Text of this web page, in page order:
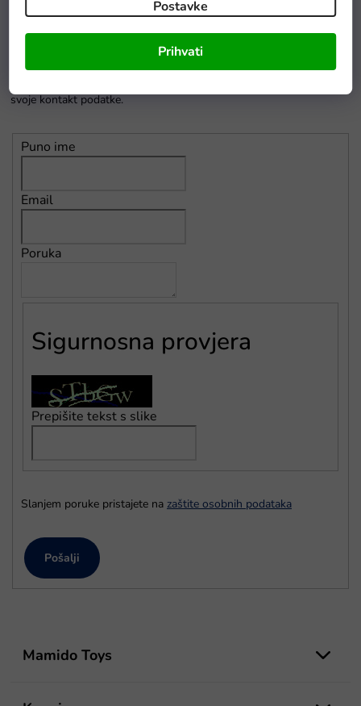
Postavke
Prihvati
Pišite nam
svoje kontakt podatke.
Puno ime
Email
Poruka
Sigurnosna provjera
Prepišite tekst s slike
Slanjem poruke pristajete na zaštite osobnih podataka
Pošalji
Mamido Toys